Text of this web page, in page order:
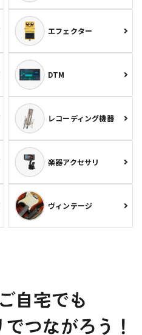
エフェクター
DTM
レコーディング機器
楽器アクセサリ
ヴィンテージ